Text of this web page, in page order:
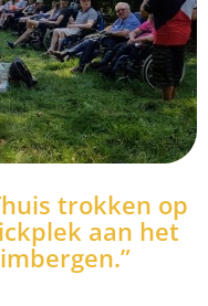
trokken op
aan het